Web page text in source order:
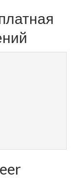
здесь